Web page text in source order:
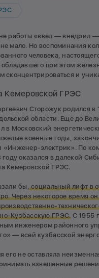
работы «ввел — внедрил —
мало. Но воспоминания
человека,
обладавшего при этом
сконцентрироваться и
Кемеровской ГРЭС
Сторожук родился в
области. Еще до
в Московский
военные годы,
«Инженер-электрик». По
году оказался в далекой
Кемеровской ГРЭС.
бы,социальный лифт в
Через некоторое время
Кузбасскую ГРЭС. С 1955
инженером районного
— всей кузбасской
его не оставляла
взвешенные